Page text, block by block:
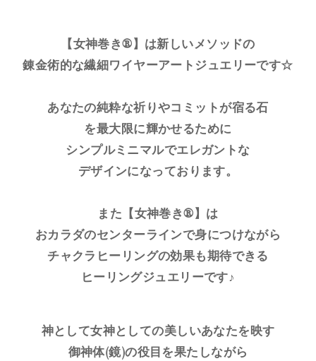
【女神巻き®】は新しいメソッドの
錬金術的な繊細ワイヤーアートジュエリーです☆
あなたの純粋な祈りやコミットが宿る石
を最大限に輝かせるために
シンプルミニマルでエレガントな
デザインになっております。
また【女神巻き®】は
おカラダのセンターラインで身につけながら
チャクラヒーリングの効果も期待できる
ヒーリングジュエリーです♪
神として女神としての美しいあなたを映す
御神体(鏡)の役目を果たしながら